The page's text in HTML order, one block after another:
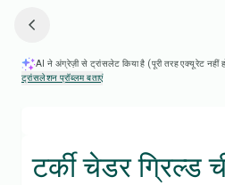
AI ने अंग्रेज़ी से ट्रांसलेट किया है (पूरी तरह एक्यूरेट नहीं
ट्रांसलेशन प्रॉब्लम बताएं
टर्की चेडर ग्रिल्ड